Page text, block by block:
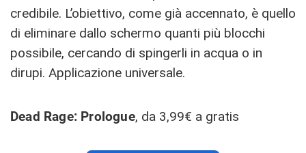
credibile. L’obiettivo, come già accennato, è quello
di eliminare dallo schermo quanti più blocchi
possibile, cercando di spingerli in acqua o in
dirupi. Applicazione universale.
Dead Rage: Prologue, da 3,99€ a gratis